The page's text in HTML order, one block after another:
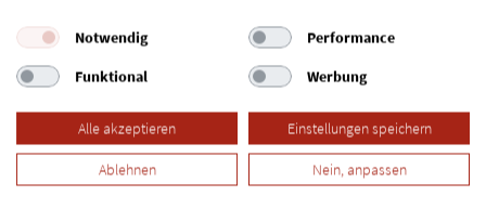
Ist das Einsetzen von Anti-Allergie-
Implantaten aufwendiger?
Notwendig
Performance
Funktional
Werbung
Alle akzeptieren Einstellungen speichern
Ablehnen Nein, anpassen